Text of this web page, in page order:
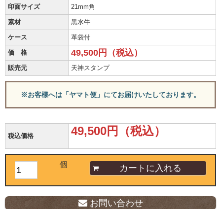
印面サイズ 21mm角
素材 黒水牛
ケース 革袋付
価 格 49,500円（税込）
販売元 天神スタンプ
※お客様へは「ヤマト便」にてお届けいたしております。
税込価格 49,500円（税込）
個
お問い合わせ